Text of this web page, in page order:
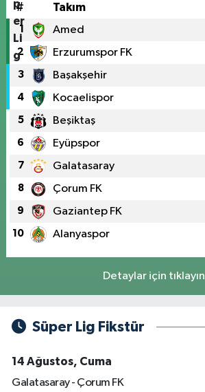
# Takım
1 Amed
2 Erzurumspor FK
3 Başakşehir
4 Kocaelispor
5 Beşiktaş
6 Eyüpspor
7 Galatasaray
8 Çorum FK
9 Gaziantep FK
10 Alanyaspor
Detaylar için tıklayın
Süper Lig Fikstür
14 Ağustos, Cuma
Galatasaray - Çorum FK